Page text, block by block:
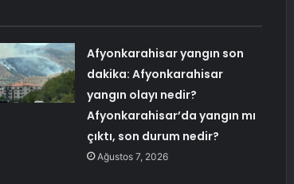
Afyonkarahisar yangın son
dakika: Afyonkarahisar
yangın olayı nedir?
Afyonkarahisar’da yangın mı
çıktı, son durum nedir?
Ağustos 7, 2026